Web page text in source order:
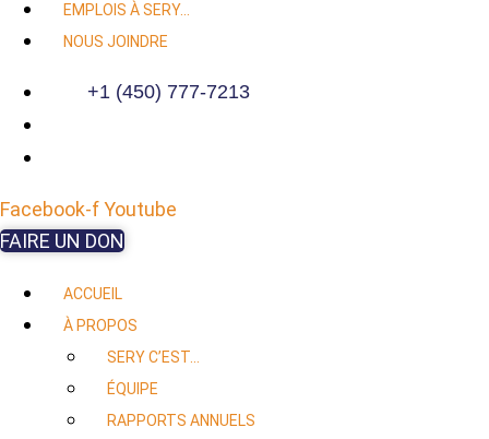
EMPLOIS À SERY…
NOUS JOINDRE
+1 (450) 777-7213
Facebook-fYoutube
FAIRE UN DON
ACCUEIL
À PROPOS
SERY C’EST…
ÉQUIPE
RAPPORTS ANNUELS